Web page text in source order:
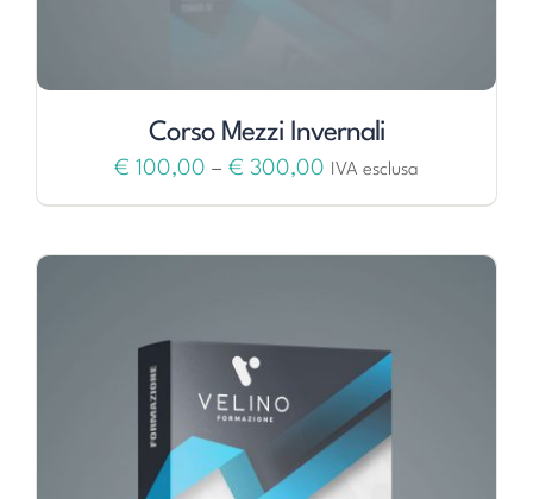
Corso Mezzi Invernali
€ 100,00 – € 300,00 IVA esclusa